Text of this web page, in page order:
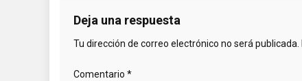
Deja una respuesta
Tu dirección de correo electrónico no será publicada.
Comentario *